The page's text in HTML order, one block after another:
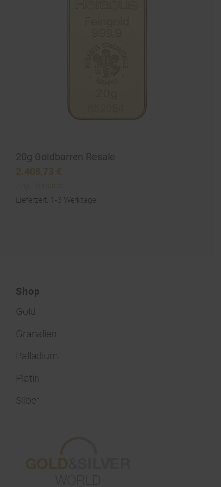
20g Goldbarren Resale
2.408,73 €
zzgl.
Versand
Lieferzeit: 1-3 Werktage
Shop
Gold
Granalien
Palladium
Platin
Silber